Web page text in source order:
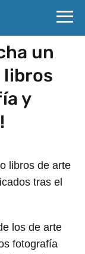
un
libros
y
libros de arte
tras el
los de arte
fotografía